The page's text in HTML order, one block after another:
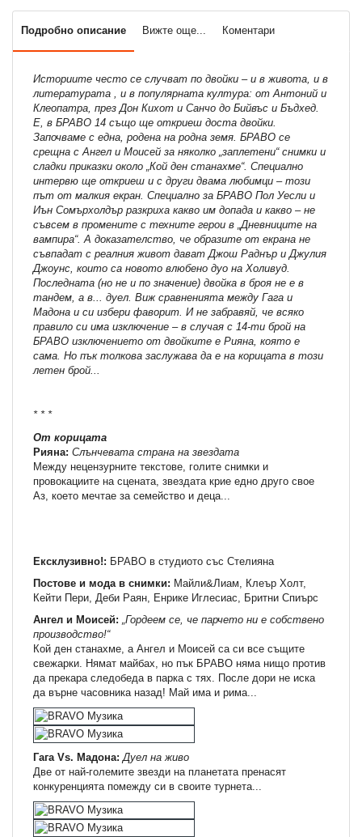
Подробно описание Вижте още... Коментари
Историите често се случват по двойки – и в живота, и в
литературата , и в популярната култура: от Антоний и
Клеопатра, през Дон Кихот и Санчо до Бийвъс и Бъдхед.
Е, в БРАВО 14 също ще откриеш доста двойки.
Започваме с една, родена на родна земя. БРАВО се
срещна с Ангел и Моисей за няколко „заплетени“ снимки и
сладки приказки около „Кой ден станахме“. Специално
интервю ще откриеш и с други двама любимци – този
път от малкия екран. Специално за БРАВО Пол Уесли и
Иън Сомърхолдър разкриха какво им допада и какво – не
съвсем в промените с техните герои в „Дневниците на
вампира“. А доказателство, че образите от екрана не
съвпадат с реалния живот дават Джош Раднър и Джулия
Джоунс, които са новото влюбено дуо на Холивуд.
Последната (но не и по значение) двойка в броя не е в
тандем, а в... дуел. Виж сравненията между Гага и
Мадона и си избери фаворит. И не забравяй, че всяко
правило си има изключение – в случая с 14-ти брой на
БРАВО изключението от двойките е Рияна, която е
сама. Но пък толкова заслужава да е на корицата в този
летен брой...
* * *
От корицата
Рияна: Слънчевата страна на звездата
Между нецензурните текстове, голите снимки и
провокациите на сцената, звездата крие едно друго свое
Аз, което мечтае за семейство и деца...
Ексклузивно!: БРАВО в студиото със Стелияна
Постове и мода в снимки: Майли&Лиам, Клеър Холт,
Кейти Пери, Деби Раян, Енрике Иглесиас, Бритни Спиърс
Ангел и Моисей: „Гордеем се, че парчето ни е собствено
производство!“
Кой ден станахме, а Ангел и Моисей са си все същите
свежарки. Нямат майбах, но пък БРАВО няма нищо против
да прекара следобеда в парка с тях. После дори не иска
да върне часовника назад! Май има и рима...
Гага Vs. Maдона: Дуел на живо
Две от най-големите звезди на планетата пренасят
конкуренцията помежду си в своите турнета...